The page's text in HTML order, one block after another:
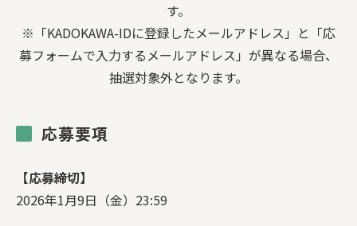
す。
※「KADOKAWA-IDに登録したメールアドレス」と「応
募フォームで入力するメールアドレス」が異なる場合、
抽選対象外となります。
応募要項
【応募締切】
2026年1月9日（金）23:59